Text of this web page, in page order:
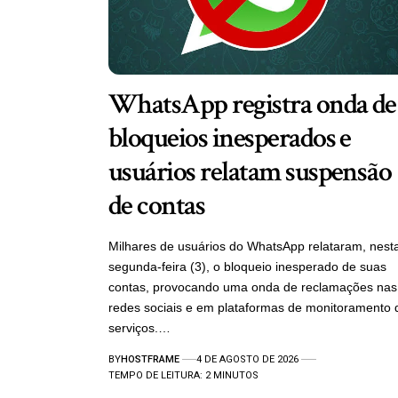
WhatsApp registra onda de
bloqueios inesperados e
usuários relatam suspensão
de contas
Milhares de usuários do WhatsApp relataram,
segunda-feira (3), o bloqueio inesperado de suas
contas, provocando uma onda de reclamações nas
redes sociais e em plataformas de monitoramento
serviços.…
BYHOSTFRAME
4 DE AGOSTO DE 2026
TEMPO DE LEITURA: 2 MINUTOS